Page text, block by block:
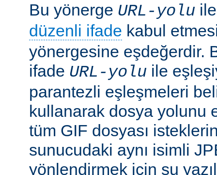
Bu yönerge URL-yolu
düzenli ifade kabul
yönergesine eşdeğerdir.
ifade URL-yolu ile
parantezli eşleşmeleri
kullanarak dosya yolunu
tüm GIF dosyası
sunucudaki aynı isimli
yönlendirmek için şu